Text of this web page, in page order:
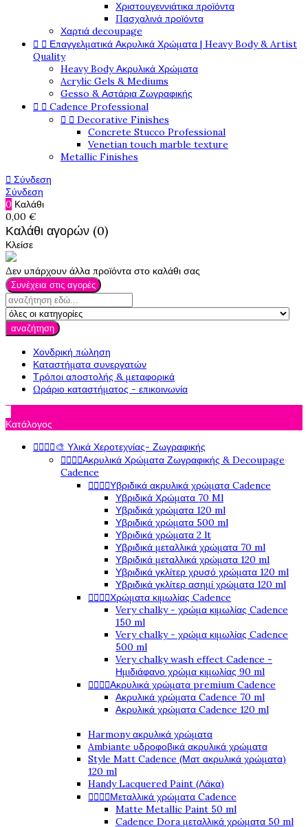
Χριστουγεννιάτικα προϊόντα
Πασχαλινά προϊόντα
Χαρτιά decoupage
  Επαγγελματικά Ακρυλικά Χρώματα | Heavy Body & Artist
Quality
Heavy Body Ακρυλικά Χρώματα
Acrylic Gels & Mediums
Gesso & Αστάρια Ζωγραφικής
  Cadence Professional
  Decorative Finishes
Concrete Stucco Professional
Venetian touch marble texture
Metallic Finishes
 Σύνδεση
Σύνδεση
0 Καλάθι
0,00 €
Καλάθι αγορών (0)
Κλείσε
Δεν υπάρχουν άλλα προϊόντα στο καλάθι σας
Συνέχεια στις αγορές
αναζήτηση
Χονδρική πώληση
Καταστήματα συνεργατών
Τρόποι αποστολής & μεταφορικά
Ωράριο καταστήματος - επικοινωνία
Κατάλογος
🎨 Υλικά Χεροτεχνίας- Ζωγραφικής
Ακρυλικά Χρώματα Ζωγραφικής & Decoupage
Cadence
Υβριδικά ακρυλικά χρώματα Cadence
Υβριδικά Χρώματα 70 Ml
Υβριδικά χρώματα 120 ml
Υβριδικά χρώματα 500 ml
Υβριδικά χρώματα 2 lt
Υβριδικά μεταλλικά χρώματα 70 ml
Υβριδικά μεταλλικά χρώματα 120 ml
Υβριδικά γκλίτερ χρυσό χρώματα 120 ml
Υβριδικά γκλίτερ ασημί χρώματα 120 ml
Χρώματα κιμωλίας Cadence
Very chalky - χρώμα κιμωλίας Cadence
150 ml
Very chalky - χρώμα κιμωλίας Cadence
500 ml
Very chalky wash effect Cadence -
Ημιδιάφανο χρώμα κιμωλίας 90 ml
Ακρυλικά χρώματα premium Cadence
Ακρυλικά χρώματα Cadence 70 ml
Ακρυλικά χρώματα Cadence 120 ml
Harmony ακρυλικά χρώματα
Ambiante υδροφοβικά ακρυλικά χρώματα
Style Matt Cadence (Ματ ακρυλικά χρώματα)
120 ml
Handy Lacquered Paint (Λάκα)
Μεταλλικά χρώματα Cadence
Matte Metallic Paint 50 ml
Cadence Dora μεταλλικά χρώματα 50 ml